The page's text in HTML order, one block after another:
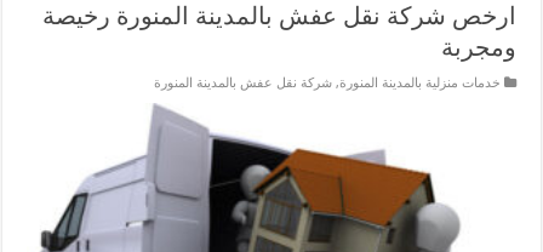
ارخص شركة نقل عفش بالمدينة المنورة رخيصة
ومجربة
خدمات منزلية بالمدينة المنورة,شركة نقل عفش بالمدينة المنورة